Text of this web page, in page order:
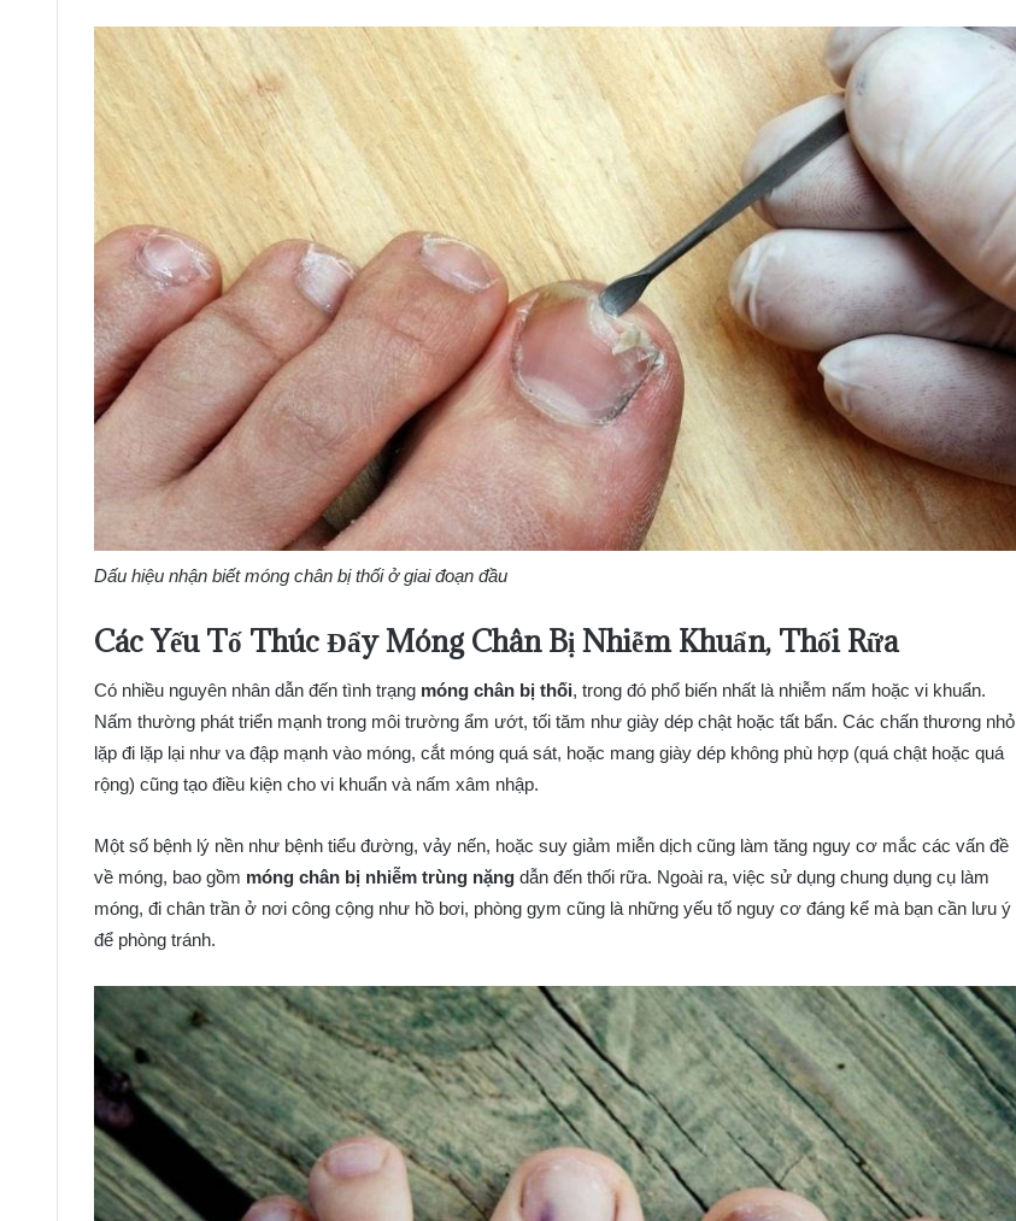
Dấu hiệu nhận biết móng chân bị thối ở giai đoạn đầu
Các Yếu Tố Thúc Đẩy Móng Chân Bị Nhiễm Khuẩn, Thối Rữa
Có nhiều nguyên nhân dẫn đến tình trạng móng chân bị thối, trong đó phổ biến nhất là nhiễm nấm hoặc vi khuẩn.
Nấm thường phát triển mạnh trong môi trường ẩm ướt, tối tăm như giày dép chật hoặc tất bẩn. Các chấn thương nhỏ
lặp đi lặp lại như va đập mạnh vào móng, cắt móng quá sát, hoặc mang giày dép không phù hợp (quá chật hoặc quá
rộng) cũng tạo điều kiện cho vi khuẩn và nấm xâm nhập.
Một số bệnh lý nền như bệnh tiểu đường, vảy nến, hoặc suy giảm miễn dịch cũng làm tăng nguy cơ mắc các vấn đề
về móng, bao gồm móng chân bị nhiễm trùng nặng dẫn đến thối rữa. Ngoài ra, việc sử dụng chung dụng cụ làm
móng, đi chân trần ở nơi công cộng như hồ bơi, phòng gym cũng là những yếu tố nguy cơ đáng kể mà bạn cần lưu ý
để phòng tránh.